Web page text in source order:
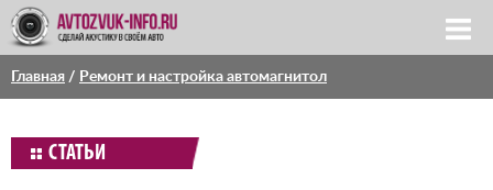
Главная / Ремонт и настройка автомагнитол
СТАТЬИ